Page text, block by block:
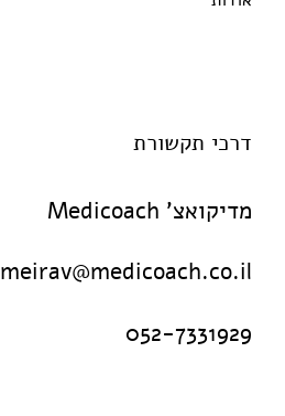
דרכי תקשורת
מדיקואצ' Medicoach
meirav@medicoach.co.il
052-7331929